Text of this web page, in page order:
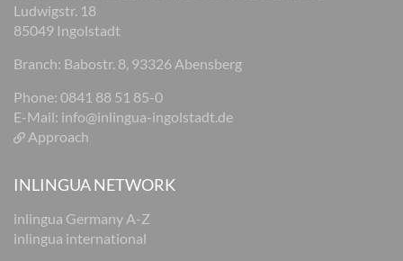
Ludwigstr. 18
85049 Ingolstadt
Branch: Babostr. 8, 93326 Abensberg
Phone: 0841 88 51 85-0
E-Mail: info@inlingua-ingolstadt.de
Approach
INLINGUA NETWORK
inlingua Germany A-Z
inlingua international